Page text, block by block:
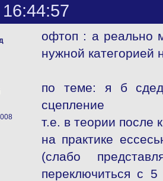
офтоп : а реально
нужной категорией
по теме: я б
сцепление
т.е. в теории после
на практике
(слабо
переключиться с